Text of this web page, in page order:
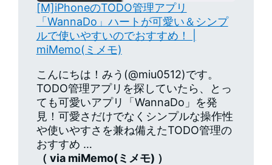
[M]iPhoneのTODO管理アプリ
「WannaDo」ハートが可愛い＆シンプ
ルで使いやすいのでおすすめ！ |
miMemo(ミメモ)
こんにちは！みう(@miu0512)です。
TODO管理アプリを探していたら、とっ
ても可愛いアプリ「WannaDo」を発
見！可愛さだけでなくシンプルな操作性
や使いやすさを兼ね備えたTODO管理の
おすすめ …
（ via miMemo(ミメモ) ）